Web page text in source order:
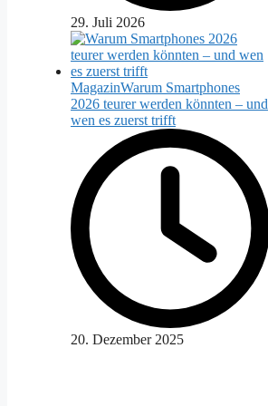
29. Juli 2026
MagazinWarum Smartphones
2026 teurer werden könnten – und
wen es zuerst trifft
20. Dezember 2025